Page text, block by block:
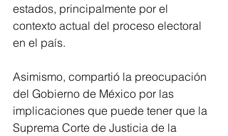
estados, principalmente por el
contexto actual del proceso electoral
en el país.
Asimismo, compartió la preocupación
del Gobierno de México por las
implicaciones que puede tener que la
Suprema Corte de Justicia de la